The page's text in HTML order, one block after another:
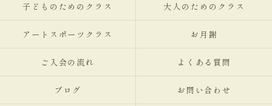
子どものためのクラス 大人のためのクラス
アートスポーツクラス お月謝
ご入会の流れ よくある質問
ブログ お問い合わせ